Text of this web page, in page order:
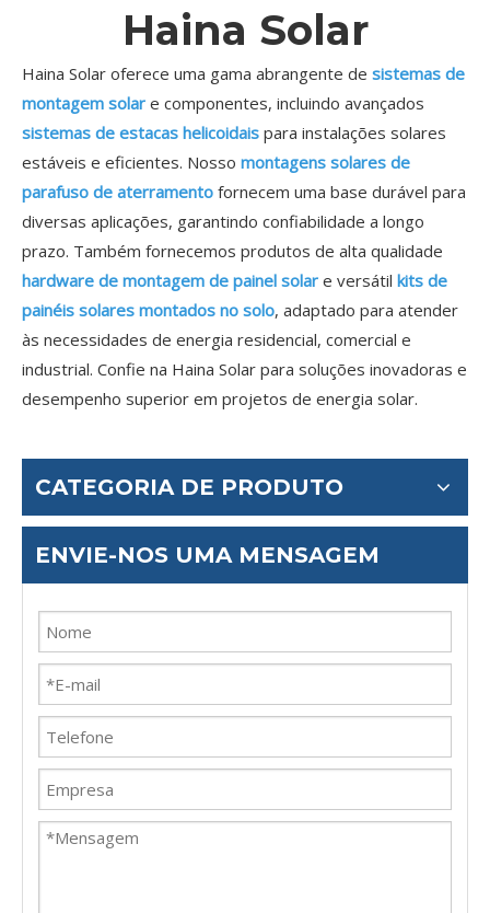
Haina Solar
Haina Solar oferece uma gama abrangente de sistemas de
montagem solar e componentes, incluindo avançados
sistemas de estacas helicoidais para instalações solares
estáveis ​​e eficientes. Nosso montagens solares de
parafuso de aterramento fornecem uma base durável para
diversas aplicações, garantindo confiabilidade a longo
prazo. Também fornecemos produtos de alta qualidade
hardware de montagem de painel solar e versátil kits de
painéis solares montados no solo, adaptado para atender
às necessidades de energia residencial, comercial e
industrial. Confie na Haina Solar para soluções inovadoras e
desempenho superior em projetos de energia solar.
CATEGORIA DE PRODUTO
ENVIE-NOS UMA MENSAGEM